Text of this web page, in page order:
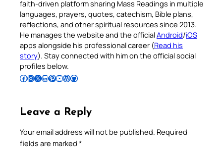
faith-driven platform sharing Mass Readings in multiple
languages, prayers, quotes, catechism, Bible plans,
reflections, and other spiritual resources since 2013.
He manages the website and the officialAndroid/iOS
apps alongside his professional career (Read his
story). Stay connected with him on the official social
profiles below.
Follow Pradeep on Facebook Follow Pradeep on InstagramFollow Pradeep on X Follow Pradeep on LinkedIn Follow Pradeep on Pinterest Subscribe to Pradeep’s Youtube Channel Follow Pradeep on WordPress Follow Pradeep on GitHub
Leave a Reply
Your email address will not be published. Required
fields are marked *